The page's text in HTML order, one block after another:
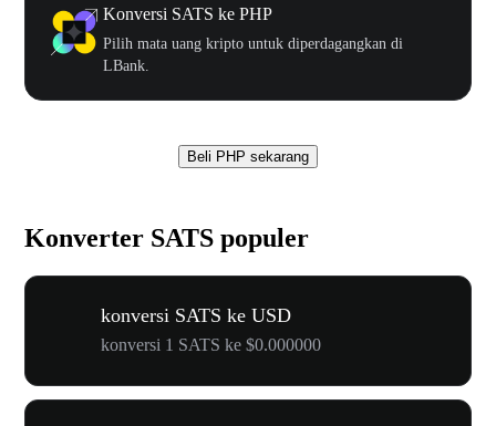
Konversi SATS ke PHP
Pilih mata uang kripto untuk diperdagangkan di
LBank.
Beli PHP sekarang
Konverter SATS populer
konversi SATS ke USD
konversi 1 SATS ke $0.000000